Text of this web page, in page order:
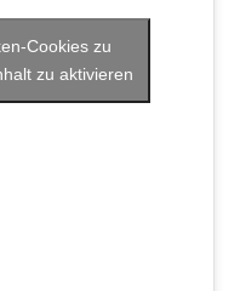
Cookies zu
zu aktivieren